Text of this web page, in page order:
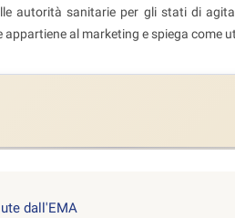
autorità sanitarie per gli stati di
al marketing e spiega come
dall'EMA